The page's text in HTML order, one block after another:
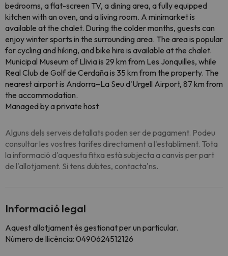
bedrooms, a flat-screen TV, a dining area, a fully equipped
kitchen with an oven, and a living room. A minimarket is
available at the chalet. During the colder months, guests can
enjoy winter sports in the surrounding area. The area is popular
for cycling and hiking, and bike hire is available at the chalet.
Municipal Museum of Llivia is 29 km from Les Jonquilles, while
Real Club de Golf de Cerdaña is 35 km from the property. The
nearest airport is Andorra–La Seu d'Urgell Airport, 87 km from
the accommodation.
Managed by a private host
Alguns dels serveis detallats poden ser de pagament. Podeu
consultar les vostres tarifes directament a l'establiment. Tota
la informació d'aquesta fitxa està subjecta a canvis per part
de l'allotjament. Si tens dubtes, contacta'ns.
Informació legal
Aquest allotjament és gestionat per un particular.
Número de llicència: 0490624512126